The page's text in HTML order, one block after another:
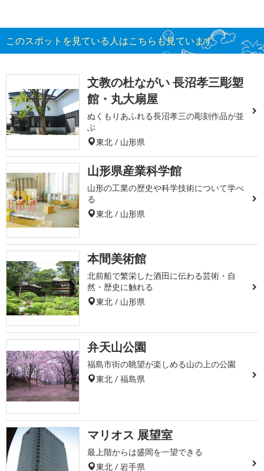
このスポットを見ている人はこちらも見ています
文教の杜ながい 長沼孝三彫塑
館・丸大扇屋
ぬくもりあふれる長沼孝三の彫刻作品が並
ぶ
東北 / 山形県
山形県産業科学館
山形の工業の歴史や科学技術について学べ
る
東北 / 山形県
本間美術館
北前船で繁栄した酒田に伝わる芸術・自
然・歴史に触れる
東北 / 山形県
弁天山公園
福島市街の眺望が楽しめる山の上の公園
東北 / 福島県
マリオス 展望室
最上階からは盛岡を一望できる
東北 / 岩手県